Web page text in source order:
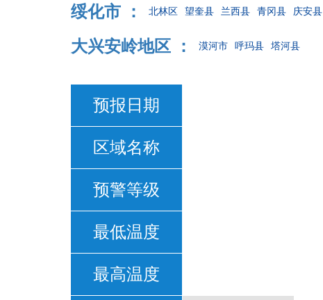
绥化市 ： 北林区 望奎县 兰西县 青冈县 庆安县
大兴安岭地区 ： 漠河市 呼玛县 塔河县
预报日期
区域名称
预警等级
最低温度
最高温度